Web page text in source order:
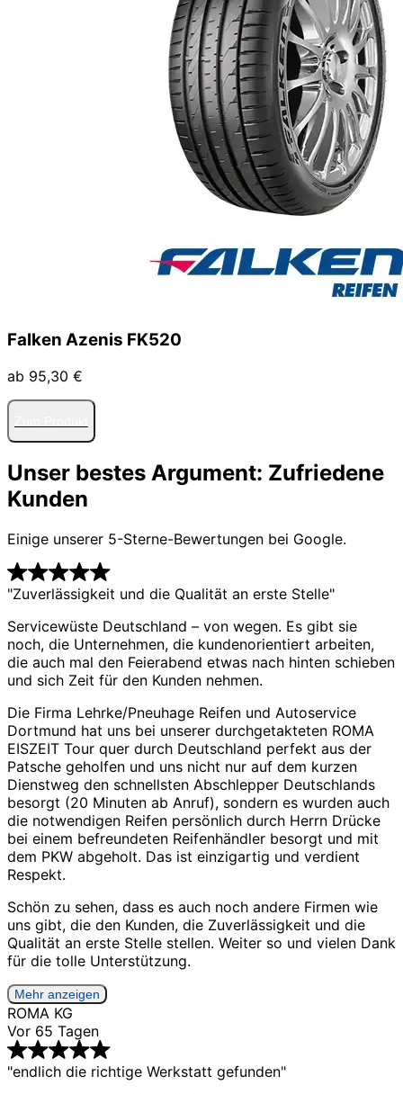
Falken Azenis FK520
ab 95,30 €
Unser bestes Argument: Zufriedene
Kunden
Einige unserer 5-Sterne-Bewertungen bei Google.
"Zuverlässigkeit und die Qualität an erste Stelle"
Servicewüste Deutschland – von wegen. Es gibt sie
noch, die Unternehmen, die kundenorientiert arbeiten,
die auch mal den Feierabend etwas nach hinten schieben
und sich Zeit für den Kunden nehmen.
Die Firma Lehrke/Pneuhage Reifen und Autoservice
Dortmund hat uns bei unserer durchgetakteten ROMA
EISZEIT Tour quer durch Deutschland perfekt aus der
Patsche geholfen und uns nicht nur auf dem kurzen
Dienstweg den schnellsten Abschlepper Deutschlands
besorgt (20 Minuten ab Anruf), sondern es wurden auch
die notwendigen Reifen persönlich durch Herrn Drücke
bei einem befreundeten Reifenhändler besorgt und mit
dem PKW abgeholt. Das ist einzigartig und verdient
Respekt.
Schön zu sehen, dass es auch noch andere Firmen wie
uns gibt, die den Kunden, die Zuverlässigkeit und die
Qualität an erste Stelle stellen. Weiter so und vielen Dank
für die tolle Unterstützung.
Mehr anzeigen
ROMA KG
Vor 65 Tagen
"endlich die richtige Werkstatt gefunden"